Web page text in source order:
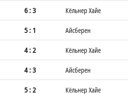
6 : 3 Кёльнер Хайе
5 : 1 Айсберен
4 : 2 Кёльнер Хайе
4 : 3 Айсберен
5 : 2 Кёльнер Хайе